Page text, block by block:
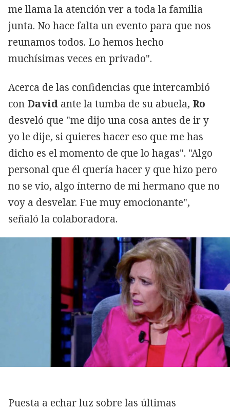
me llama la atención ver a toda la familia
junta. No hace falta un evento para que nos
reunamos todos. Lo hemos hecho
muchísimas veces en privado".
Acerca de las confidencias que intercambió
con David ante la tumba de su abuela, Ro
desveló que "me dijo una cosa antes de ir y
yo le dije, si quieres hacer eso que me has
dicho es el momento de que lo hagas". "Algo
personal que él quería hacer y que hizo pero
no se vio, algo ínterno de mi hermano que no
voy a desvelar. Fue muy emocionante",
señaló la colaboradora.
Puesta a echar luz sobre las últimas